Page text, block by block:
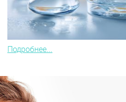
Подробнее...